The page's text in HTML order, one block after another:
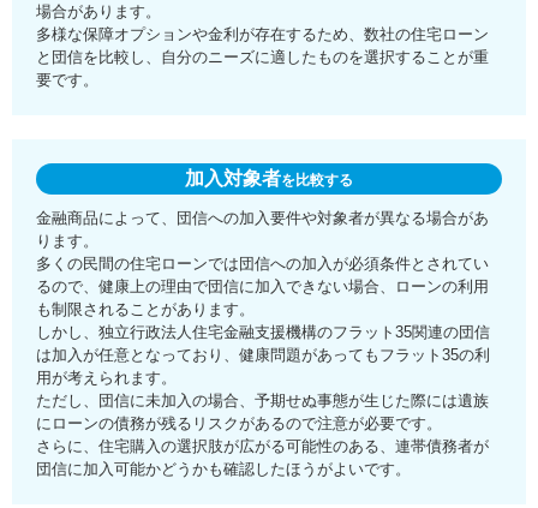
場合があります。
多様な保障オプションや金利が存在するため、数社の住宅ローン
と団信を比較し、自分のニーズに適したものを選択することが重
要です。
加入対象者を比較する
金融商品によって、団信への加入要件や対象者が異なる場合があ
ります。
多くの民間の住宅ローンでは団信への加入が必須条件とされてい
るので、健康上の理由で団信に加入できない場合、ローンの利用
も制限されることがあります。
しかし、独立行政法人住宅金融支援機構のフラット35関連の団信
は加入が任意となっており、健康問題があってもフラット35の利
用が考えられます。
ただし、団信に未加入の場合、予期せぬ事態が生じた際には遺族
にローンの債務が残るリスクがあるので注意が必要です。
さらに、住宅購入の選択肢が広がる可能性のある、連帯債務者が
団信に加入可能かどうかも確認したほうがよいです。